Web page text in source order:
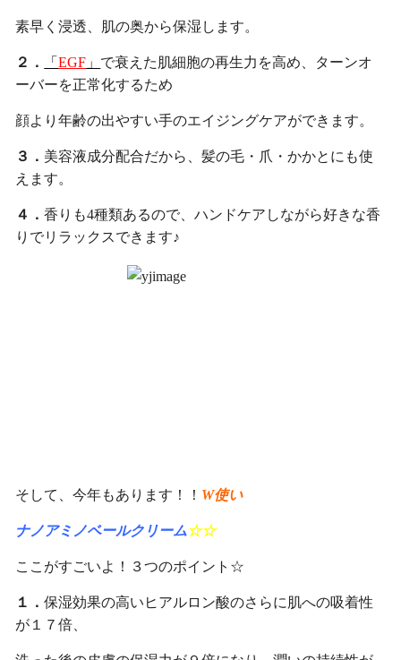
素早く浸透、肌の奥から保湿します。
２． 「EGF 」 で衰えた肌細胞の再生力を高め、ターンオ
ーバーを正常化するため
顔より年齢の出やすい手のエイジングケアができます。
３． 美容液成分配合だから、髪の毛・爪・かかとにも使
えます。
４．香りも4種類あるので、ハンドケアしながら好きな香
りでリラックスできます♪
そして、今年もあります！！ W使い
ナノアミノベールクリーム☆☆
ここがすごいよ！３つのポイント☆
１．保湿効果の高いヒアルロン酸のさらに肌への吸着性
が１７倍、